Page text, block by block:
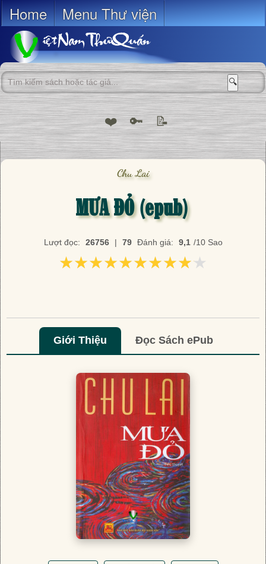
Home Menu Thư viện
🔍
❤️ 🔑 📝
Chu Lai
MƯA ĐỎ (epub)
Lượt đọc: 26756 | 79 Đánh giá: 9,1 /10 Sao
★★★★★★★★★★
★★★★★★★★★★
Giới Thiệu Đọc Sách ePub